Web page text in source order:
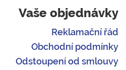
Vaše objednávky
Reklamační řád
Obchodní podmínky
Odstoupení od smlouvy